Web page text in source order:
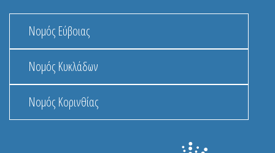
Νομός Εύβοιας
Νομός Κυκλάδων
Νομός Κορινθίας